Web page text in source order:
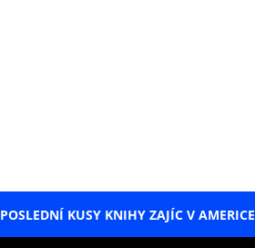
POSLEDNÍ KUSY KNIHY ZAJÍC V AMERICE